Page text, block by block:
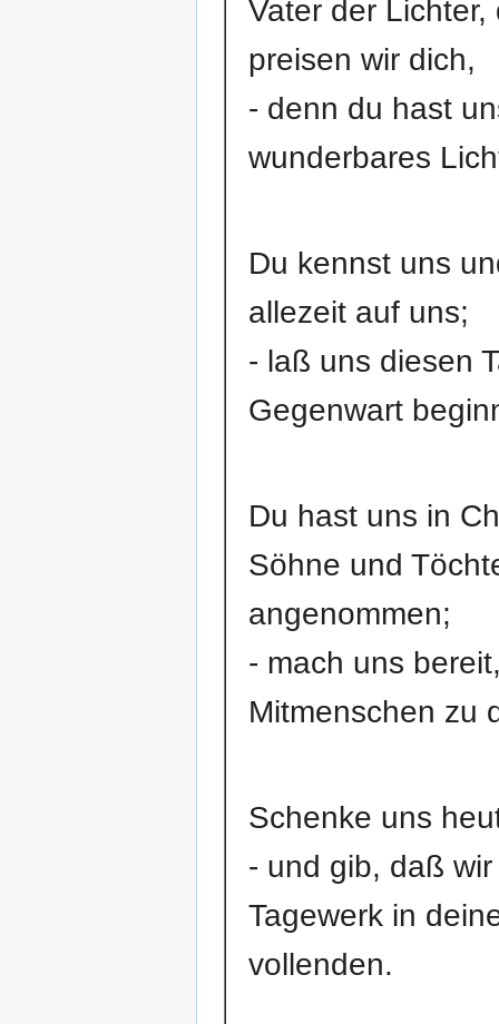
Vater der Lichter,
preisen wir dich,
- denn du hast
wunderbares
Du kennst uns
allezeit auf uns;
- laß uns diesen
Gegenwart
Du hast uns in
Söhne und
angenommen;
- mach uns
Mitmenschen zu
Schenke uns
- und gib, daß
Tagewerk in
vollenden.